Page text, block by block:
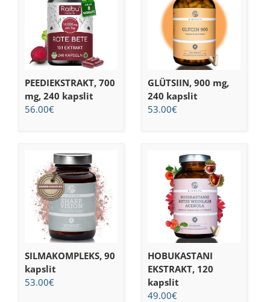
PEEDIEKSTRAKT, 700
mg, 240 kapslit
56.00€
GLÜTSIIN, 900 mg,
240 kapslit
53.00€
SILMAKOMPLEKS, 90
kapslit
53.00€
HOBUKASTANI
EKSTRAKT, 120
kapslit
49.00€